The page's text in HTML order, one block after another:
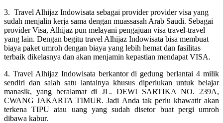
3. Travel Alhijaz Indowisata sebagai provider provider visa yang
sudah menjalin kerja sama dengan muassasah Arab Saudi. Sebagai
provider Visa, Alhijaz pun melayani pengajuan visa travel-travel
yang lain. Dengan begitu travel Alhijaz Indowisata bisa membuat
biaya paket umroh dengan biaya yang lebih hemat dan fasilitas
terbaik dikelasnya dan akan menjamin kepastian mendapat VISA.
4. Travel Alhijaz Indowisata berkantor di gedung berlantai 4 milik
sendiri dan salah satu lantainya khusus diperlukan untuk belajar
manasik, yang beralamat di JL. DEWI SARTIKA NO. 239A,
CWANG JAKARTA TIMUR. Jadi Anda tak perlu khawatir akan
terkena TIPU atau uang yang sudah disetor buat pergi umroh
dibawa kabur.